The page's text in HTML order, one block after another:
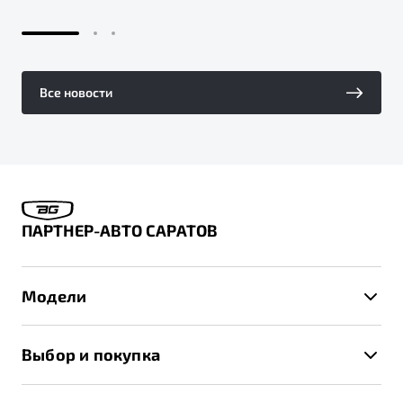
Все новости
ПАРТНЕР-АВТО САРАТОВ
Модели
Выбор и покупка